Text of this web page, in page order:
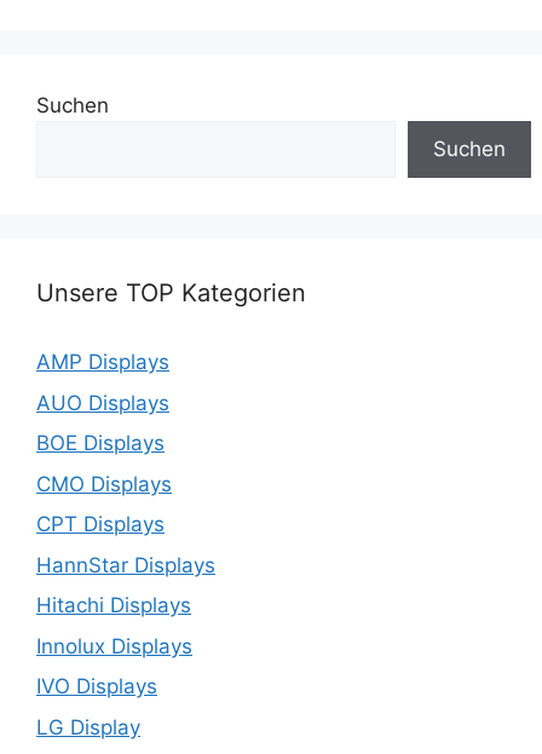
Suchen
Suchen
Unsere TOP Kategorien
AMP Displays
AUO Displays
BOE Displays
CMO Displays
CPT Displays
HannStar Displays
Hitachi Displays
Innolux Displays
IVO Displays
LG Display